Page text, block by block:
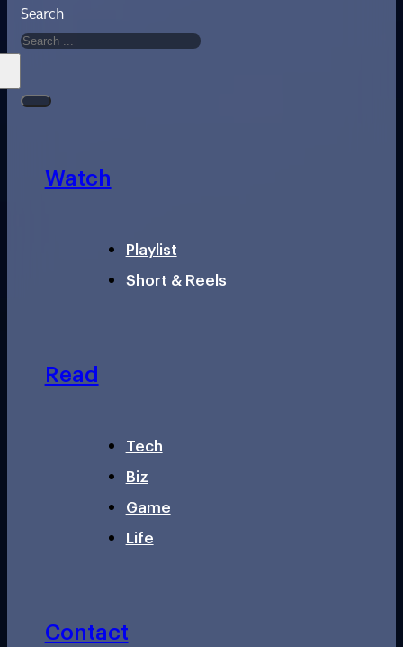
Search
Watch
Playlist
Short & Reels
Read
Tech
Biz
Game
Life
Contact